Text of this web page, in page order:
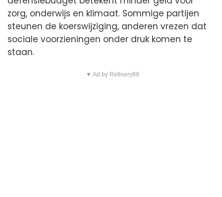
zorg, onderwijs en klimaat. Sommige partijen
steunen de koerswijziging, anderen vrezen dat
sociale voorzieningen onder druk komen te
staan.
▼ Ad by Refinery89